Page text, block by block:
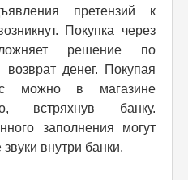
претензий к
Покупка через
решение по
денег. Покупая
можно в магазине
встряхнув банку.
заполнения могут
внутри банки.